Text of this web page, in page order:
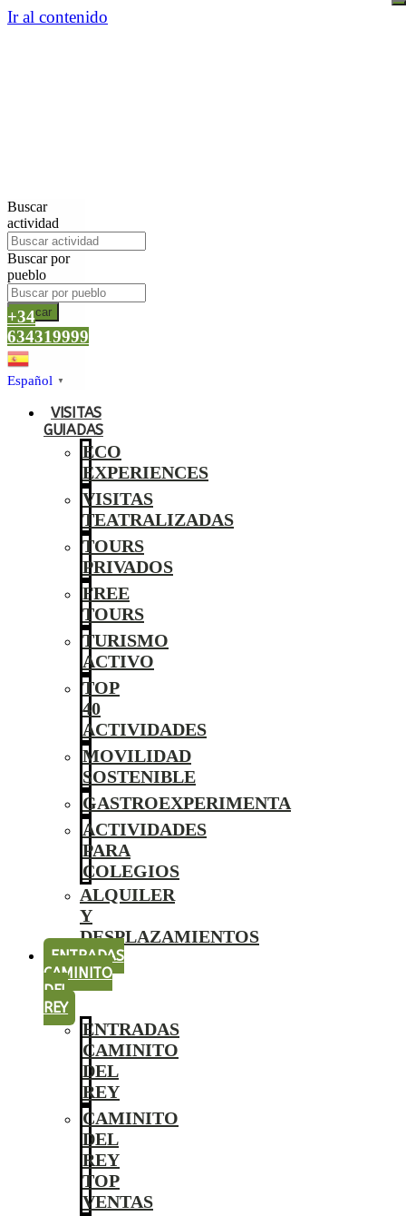
Ir al contenido
Buscar
actividad
Buscar por
pueblo
Buscar
+34
634319999
Español ▼
VISITAS
GUIADAS
ECO
EXPERIENCES
VISITAS
TEATRALIZADAS
TOURS
PRIVADOS
FREE
TOURS
TURISMO
ACTIVO
TOP
40
ACTIVIDADES
MOVILIDAD
SOSTENIBLE
GASTROEXPERIMENTA
ACTIVIDADES
PARA
COLEGIOS
ALQUILER
Y
DESPLAZAMIENTOS
ENTRADAS
CAMINITO
DEL
REY
ENTRADAS
CAMINITO
DEL
REY
CAMINITO
DEL
REY
TOP
VENTAS